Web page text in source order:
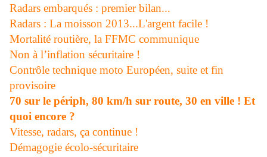
Radars embarqués : premier bilan...
Radars : La moisson 2013...L'argent facile !
Mortalité routière, la FFMC communique
Non à l’inflation sécuritaire !
Contrôle technique moto Européen, suite et fin
provisoire
70 sur le périph, 80 km/h sur route, 30 en ville ! Et
quoi encore ?
Vitesse, radars, ça continue !
Démagogie écolo-sécuritaire